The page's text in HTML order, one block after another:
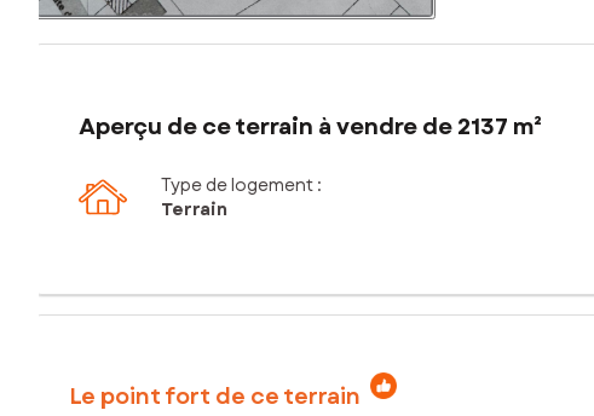
Aperçu de ce terrain à vendre de 2137 m²
Type de logement :
Terrain
Le point fort de ce terrain